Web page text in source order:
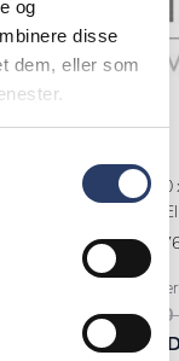
og
disse
dem, eller som
Kombiovn
iCombi Pro
Højrehængt, El
Varenr.
+10 på lager
72.500,00